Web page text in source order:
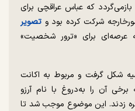
که عباس عراقچی برای
شرکت کرده بود و تصویر
عرصه‌ای برای «ترور شخصیت»
شکل گرفت و مربوط به اکانت
برخی آن را به‌دروغ با نام آرزو
زدند. این موضوع موجب شد تا